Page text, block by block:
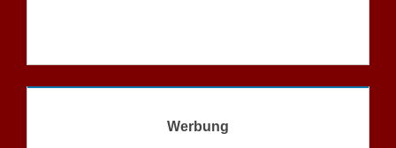
Werbung